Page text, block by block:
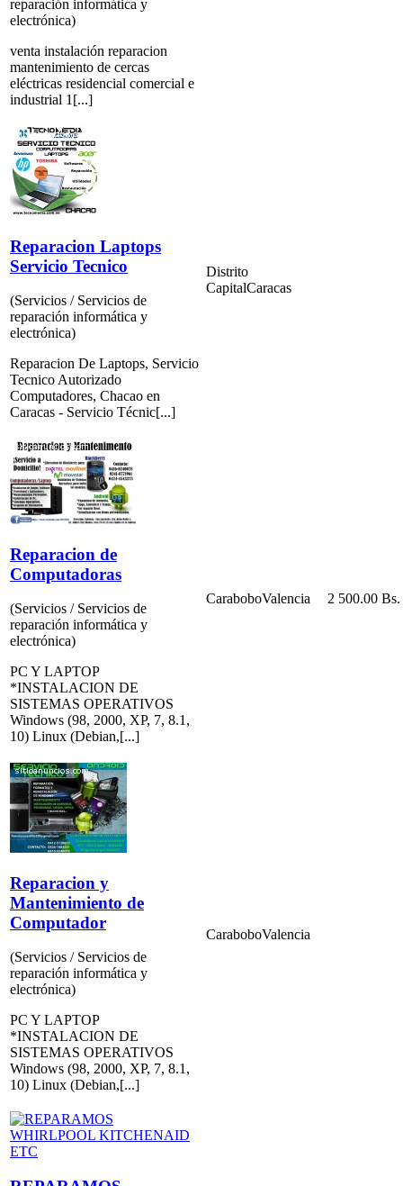
reparación informática y
electrónica)
venta instalación reparacion
mantenimiento de cercas
eléctricas residencial comercial e
industrial 1[...]
Reparacion Laptops
Servicio Tecnico
(Servicios / Servicios de
reparación informática y
electrónica)
Reparacion De Laptops, Servicio
Tecnico Autorizado
Computadores, Chacao en
Caracas - Servicio Técnic[...]
Distrito
CapitalCaracas
Reparacion de
Computadoras
(Servicios / Servicios de
reparación informática y
electrónica)
PC Y LAPTOP
*INSTALACION DE
SISTEMAS OPERATIVOS
Windows (98, 2000, XP, 7, 8.1,
10) Linux (Debian,[...]
CaraboboValencia 2 500.00 Bs.
Reparacion y
Mantenimiento de
Computador
(Servicios / Servicios de
reparación informática y
electrónica)
PC Y LAPTOP
*INSTALACION DE
SISTEMAS OPERATIVOS
Windows (98, 2000, XP, 7, 8.1,
10) Linux (Debian,[...]
CaraboboValencia